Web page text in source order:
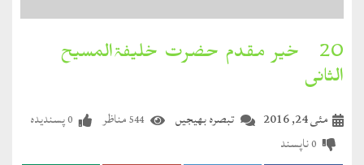
بخارِدل
کلام
مضطرؔ
دستِ
دعا
20۔ خیر مقدم حضرت خلیفۃالمسیح
الثانی
تبصرہ بھیجیں مئی 24, 2016 544مناظر 0پسندیدہ
0ناپسند